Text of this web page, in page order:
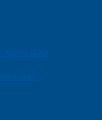
dao